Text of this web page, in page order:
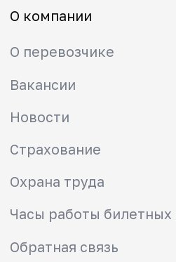
Тарифы
Льготы
Изменения в расписании
Правила проезда
Пригородные направления
пассажирам
турникет